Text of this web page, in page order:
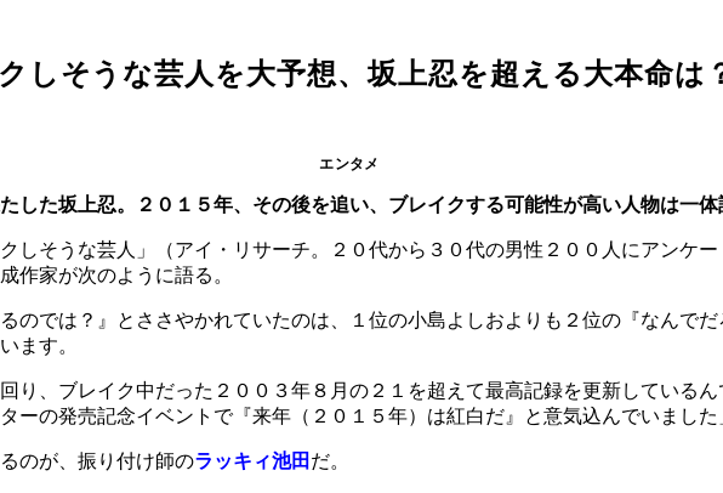
しそうな芸人を大予想、坂上忍を超える大本命は
エンタメ
した坂上忍。２０１５年、その後を追い、ブレイクする可能性が高い人物は一
しそうな芸人」（アイ・リサーチ。２０代から３０代の男性２００人にアンケ
作家が次のように語る。
のでは？』とささやかれていたのは、１位の小島よしおよりも２位の『なんで
ます。
り、ブレイク中だった２００３年８月の２１を超えて最高記録を更新している
ーの発売記念イベントで『来年（２０１５年）は紅白だ』と意気込んでいました
のが、振り付け師のラッキィ池田 だ。